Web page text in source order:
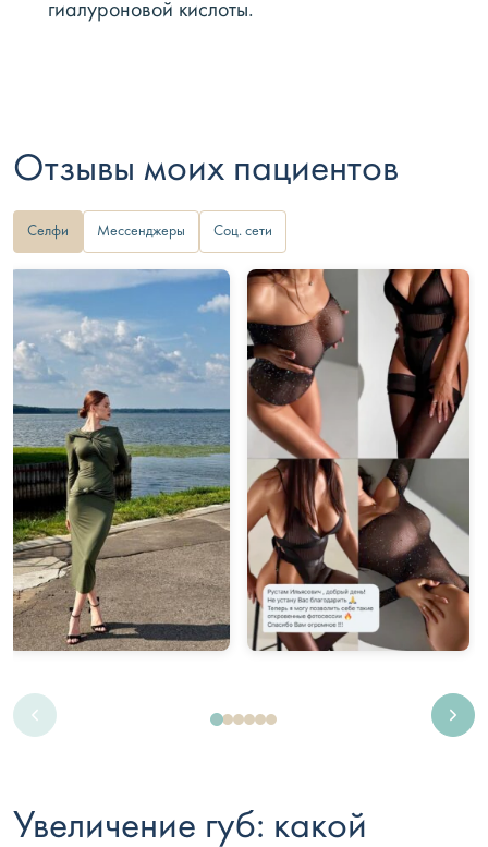
гиалуроновой кислоты.
Отзывы моих пациентов
Селфи Мессенджеры Соц. сети
Увеличение губ: какой